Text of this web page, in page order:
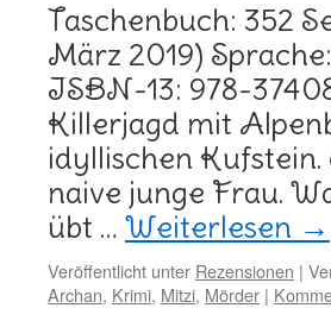
Taschenbuch: 352
März 2019)
ISBN-13: 978-
Killerjagd mit
idyllischen
naive junge Frau.
übt … Weiterlesen →
Veröffentlicht unter Rezensionen |
Archan, Krimi, Mitzi, Mörder |